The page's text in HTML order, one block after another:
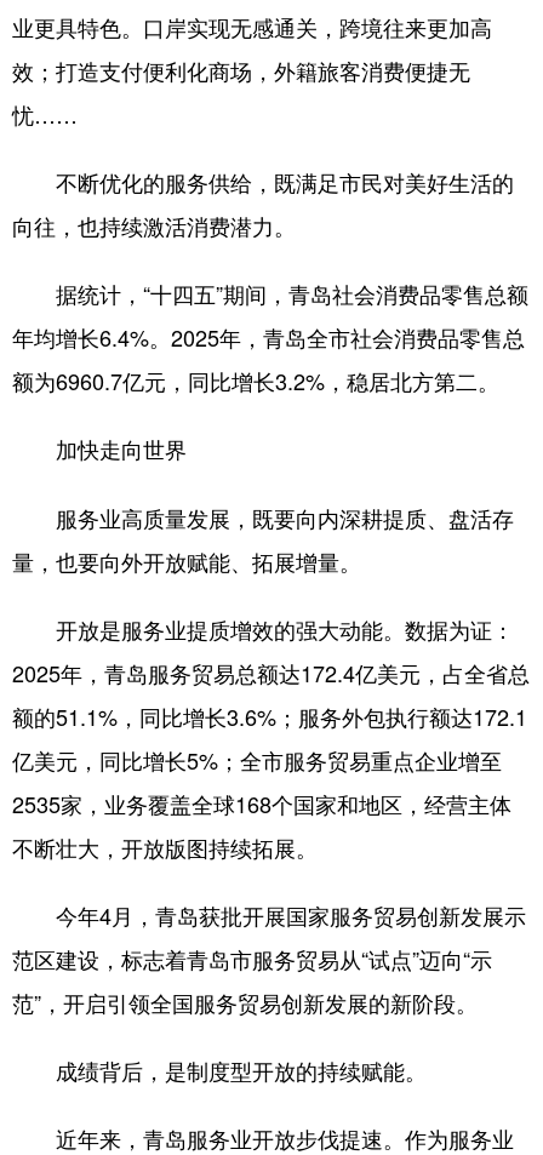
业更具特色。口岸实现无感通关，跨境往来更加高
效；打造支付便利化商场，外籍旅客消费便捷无
忧……
不断优化的服务供给，既满足市民对美好生活的
向往，也持续激活消费潜力。
据统计，“十四五”期间，青岛社会消费品零售总额
年均增长6.4%。2025年，青岛全市社会消费品零售总
额为6960.7亿元，同比增长3.2%，稳居北方第二。
加快走向世界
服务业高质量发展，既要向内深耕提质、盘活存
量，也要向外开放赋能、拓展增量。
开放是服务业提质增效的强大动能。数据为证：
2025年，青岛服务贸易总额达172.4亿美元，占全省总
额的51.1%，同比增长3.6%；服务外包执行额达172.1
亿美元，同比增长5%；全市服务贸易重点企业增至
2535家，业务覆盖全球168个国家和地区，经营主体
不断壮大，开放版图持续拓展。
今年4月，青岛获批开展国家服务贸易创新发展示
范区建设，标志着青岛市服务贸易从“试点”迈向“示
范”，开启引领全国服务贸易创新发展的新阶段。
成绩背后，是制度型开放的持续赋能。
近年来，青岛服务业开放步伐提速。作为服务业